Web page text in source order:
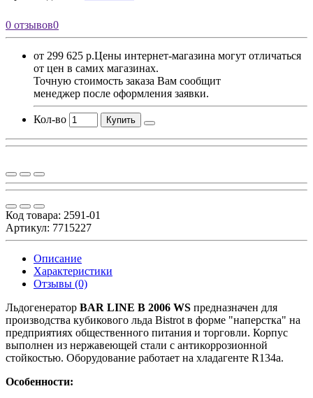
0 отзывов0
от 299 625 р.Цены интернет-магазина могут отличаться
от цен в самих магазинах.
Точную стоимость заказа Вам сообщит
менеджер после оформления заявки.
Кол-во Купить
Код товара: 2591-01
Артикул: 7715227
Описание
Характеристики
Отзывы (0)
Льдогенератор BAR LINE B 2006 WS предназначен для
производства кубикового льда Bistrot в форме "наперстка" на
предприятиях общественного питания и торговли. Корпус
выполнен из нержавеющей стали с антикоррозионной
стойкостью. Оборудование работает на хладагенте R134a.
Особенности: